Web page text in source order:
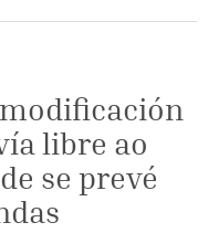
libre ao
se prevé